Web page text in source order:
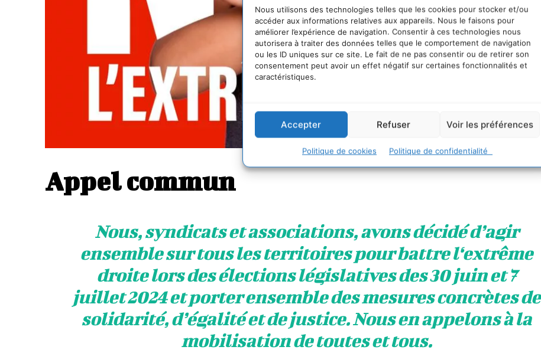
Nous utilisons des technologies telles que les cookies pour stocker et/ou
accéder aux informations relatives aux appareils. Nous le faisons pour
améliorer l’expérience de navigation. Consentir à ces technologies nous
autorisera à traiter des données telles que le comportement de navigation
ou les ID uniques sur ce site. Le fait de ne pas consentir ou de retirer son
consentement peut avoir un effet négatif sur certaines fonctionnalités et
caractéristiques.
Accepter Refuser Voir les préférences
Politique de cookies Politique de confidentialité
Appel commun
Nous, syndicats et associations, avons décidé d’agir
ensemble sur tous les territoires pour battre l‘extrême
droite lors des élections législatives des 30 juin et 7
juillet 2024 et porter ensemble des mesures concrètes de
solidarité, d’égalité et de justice. Nous en appelons à la
mobilisation de toutes et tous.